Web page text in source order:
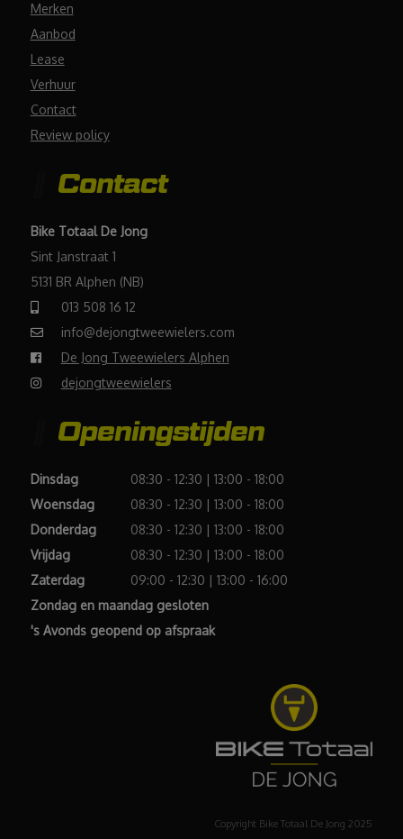
Merken
Aanbod
Lease
Verhuur
Contact
Review policy
Contact
Bike Totaal De Jong
Sint Janstraat 1
5131 BR Alphen (NB)
013 508 16 12
info@dejongtweewielers.com
De Jong Tweewielers Alphen
dejongtweewielers
Openingstijden
Dinsdag
08:30 - 12:30 | 13:00 - 18:00
Woensdag
08:30 - 12:30 | 13:00 - 18:00
Donderdag
08:30 - 12:30 | 13:00 - 18:00
Vrijdag
08:30 - 12:30 | 13:00 - 18:00
Zaterdag
09:00 - 12:30 | 13:00 - 16:00
Zondag en maandag gesloten
's Avonds geopend op afspraak
Copyright Bike Totaal De Jong 2025